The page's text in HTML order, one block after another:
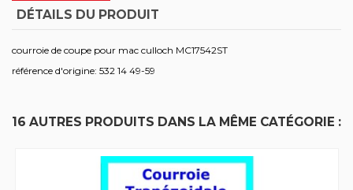
DÉTAILS DU PRODUIT
courroie de coupe pour mac culloch MC17542ST
référence d'origine: 532 14 49-59
16 AUTRES PRODUITS DANS LA MÊME CATÉGORIE :